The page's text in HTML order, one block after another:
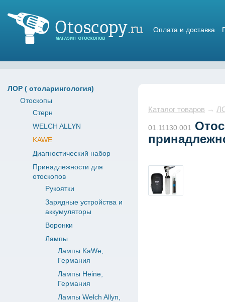
Оплата и доставка
ЛОР ( отоларингология)
Отоскопы
Стерн
WELCH ALLYN
KAWE
Диагностический набор
Принадлежности для
отоскопов
Рукоятки
Зарядные устройства и
аккумуляторы
Воронки
Лампы
Лампы KaWe,
Германия
Лампы Heine,
Германия
Лампы Welch Allyn,
Каталог товаров →
01.11130.001